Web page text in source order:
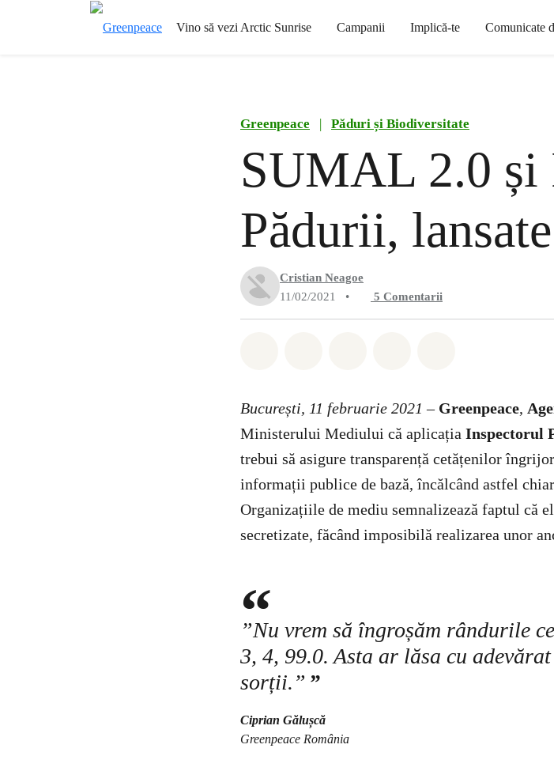
Vino să vezi Arctic Sunrise Campanii Implică-te Comunicate
Greenpeace | Păduri și Biodiversitate
SUMAL 2.0 și
Pădurii,
Cristian Neagoe
11/02/2021
• 5 Comentarii
București, 11 februarie 2021 – Greenpeace,
Ministerului Mediului că aplicația Inspectorul
trebui să asigure transparență cetățenilor
informații publice de bază, încălcând astfel
Organizațiile de mediu semnalizează faptul că
secretizate, făcând imposibilă realizarea unor
”Nu vrem să îngroșăm rândurile
3, 4, 99.0. Asta ar lăsa cu
sorții.”
Ciprian Gălușcă
Greenpeace România